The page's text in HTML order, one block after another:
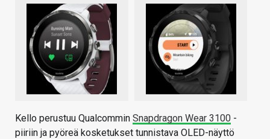
Kello perustuu Qualcommin Snapdragon Wear 3100 -
piiriin ja pyöreä kosketukset tunnistava OLED-näyttö